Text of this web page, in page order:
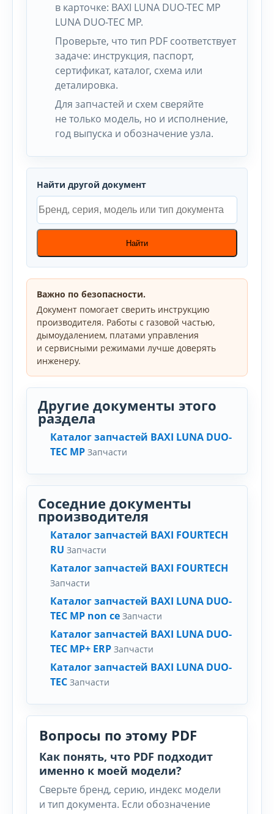
в карточке: BAXI LUNA DUO-TEC MP
LUNA DUO-TEC MP.
Проверьте, что тип PDF соответствует
задаче: инструкция, паспорт,
сертификат, каталог, схема или
деталировка.
Для запчастей и схем сверяйте
не только модель, но и исполнение,
год выпуска и обозначение узла.
Найти другой документ
Найти
Важно по безопасности.
Документ помогает сверить инструкцию
производителя. Работы с газовой частью,
дымоудалением, платами управления
и сервисными режимами лучше доверять
инженеру.
Другие документы этого
раздела
Каталог запчастей BAXI LUNA DUO-
TEC MP Запчасти
Соседние документы
производителя
Каталог запчастей BAXI FOURTECH
RU Запчасти
Каталог запчастей BAXI FOURTECH
Запчасти
Каталог запчастей BAXI LUNA DUO-
TEC MP non ce Запчасти
Каталог запчастей BAXI LUNA DUO-
TEC MP+ ERP Запчасти
Каталог запчастей BAXI LUNA DUO-
TEC Запчасти
Вопросы по этому PDF
Как понять, что PDF подходит
именно к моей модели?
Сверьте бренд, серию, индекс модели
и тип документа. Если обозначение